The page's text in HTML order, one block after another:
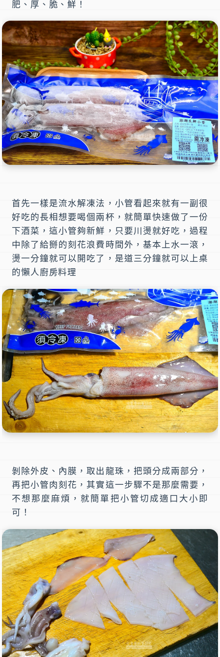
肥、厚、脆、鮮！
首先一樣是流水解凍法，小管看起來就有一副很
好吃的長相想要喝個兩杯，就簡單快速做了一份
下酒菜，這小管夠新鮮，只要川燙就好吃，過程
中除了給掰的刻花浪費時間外，基本上水一滾，
燙一分鐘就可以開吃了，是道三分鐘就可以上桌
的懶人廚房料理
剝除外皮、內膜，取出龍珠，把頭分成兩部分，
再把小管肉刻花，其實這一步驟不是那麼需要，
不想那麼麻煩，就簡單把小管切成適口大小即
可！